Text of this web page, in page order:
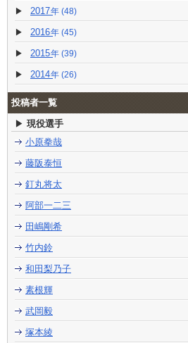
2017 (48)
2016 (45)
2015 (39)
2014 (26)
投稿者一覧
現役選手
小原拳哉
藤阪泰恒
釘丸将太
阿部一二三
田嶋剛希
竹内鈴
和田梨乃子
素根輝
武岡毅
塚本綾